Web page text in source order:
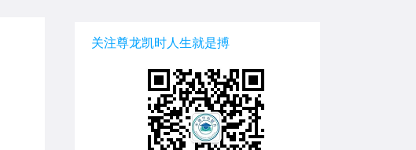
关注尊龙凯时人生就是搏